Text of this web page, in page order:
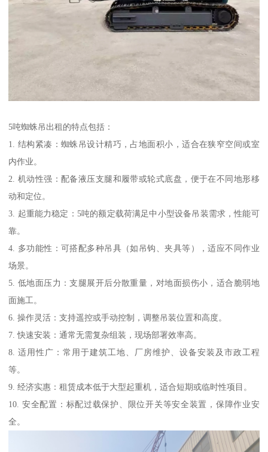
5吨蜘蛛吊出租的特点包括：
1. 结构紧凑：蜘蛛吊设计精巧，占地面积小，适合在狭窄空间或室
内作业。
2. 机动性强：配备液压支腿和履带或轮式底盘，便于在不同地形移
动和定位。
3. 起重能力稳定：5吨的额定载荷满足中小型设备吊装需求，性能可
靠。
4. 多功能性：可搭配多种吊具（如吊钩、夹具等），适应不同作业
场景。
5. 低地面压力：支腿展开后分散重量，对地面损伤小，适合脆弱地
面施工。
6. 操作灵活：支持遥控或手动控制，调整吊装位置和高度。
7. 快速安装：通常无需复杂组装，现场部署效率高。
8. 适用性广：常用于建筑工地、厂房维护、设备安装及市政工程
等。
9. 经济实惠：租赁成本低于大型起重机，适合短期或临时性项目。
10. 安全配置：标配过载保护、限位开关等安全装置，保障作业安
全。